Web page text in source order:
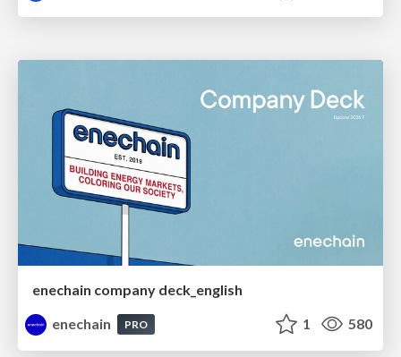
enechain company deck_english
enechain
PRO 1 580